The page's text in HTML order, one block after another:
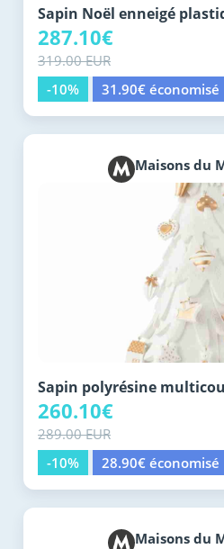
Sapin Noël enneigé
287.10€
319.00 EUR
-10%
31.90€ économisé
Maisons du
Sapin polyrésine
260.10€
289.00 EUR
-10%
28.90€ économisé
Maisons du